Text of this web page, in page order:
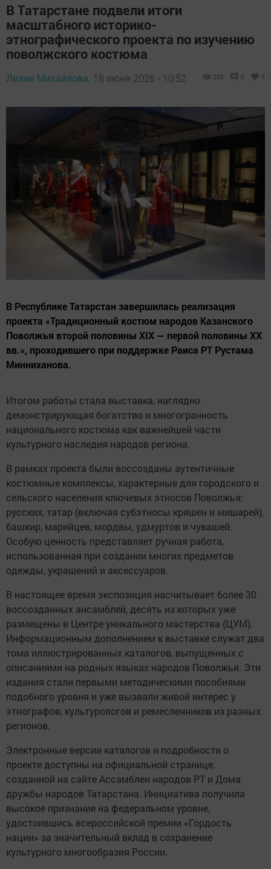
В Татарстане подвели итоги
масштабного историко-
этнографического проекта по изучению
поволжского костюма
Лилия Михайлова, 18 июня 2026 - 10:52 280 0 0
В Республике Татарстан завершилась реализация
проекта «Традиционный костюм народов Казанского
Поволжья второй половины XIX — первой половины XX
вв.», проходившего при поддержке Раиса РТ Рустама
Минниханова.
Итогом работы стала выставка, наглядно
демонстрирующая богатство и многогранность
национального костюма как важнейшей части
культурного наследия народов региона.
В рамках проекта были воссозданы аутентичные
костюмные комплексы, характерные для городского и
сельского населения ключевых этносов Поволжья:
русских, татар (включая субэтносы кряшен и мишарей),
башкир, марийцев, мордвы, удмуртов и чувашей.
Особую ценность представляет ручная работа,
использованная при создании многих предметов
одежды, украшений и аксессуаров.
В настоящее время экспозиция насчитывает более 30
воссозданных ансамблей, десять из которых уже
размещены в Центре уникального мастерства (ЦУМ).
Информационным дополнением к выставке служат два
тома иллюстрированных каталогов, выпущенных с
описаниями на родных языках народов Поволжья. Эти
издания стали первыми методическими пособиями
подобного уровня и уже вызвали живой интерес у
этнографов, культурологов и ремесленников из разных
регионов.
Электронные версии каталогов и подробности о
проекте доступны на официальной странице,
созданной на сайте Ассамблеи народов РТ и Дома
дружбы народов Татарстана. Инициатива получила
высокое признание на федеральном уровне,
удостоившись всероссийской премии «Гордость
нации» за значительный вклад в сохранение
культурного многообразия России.